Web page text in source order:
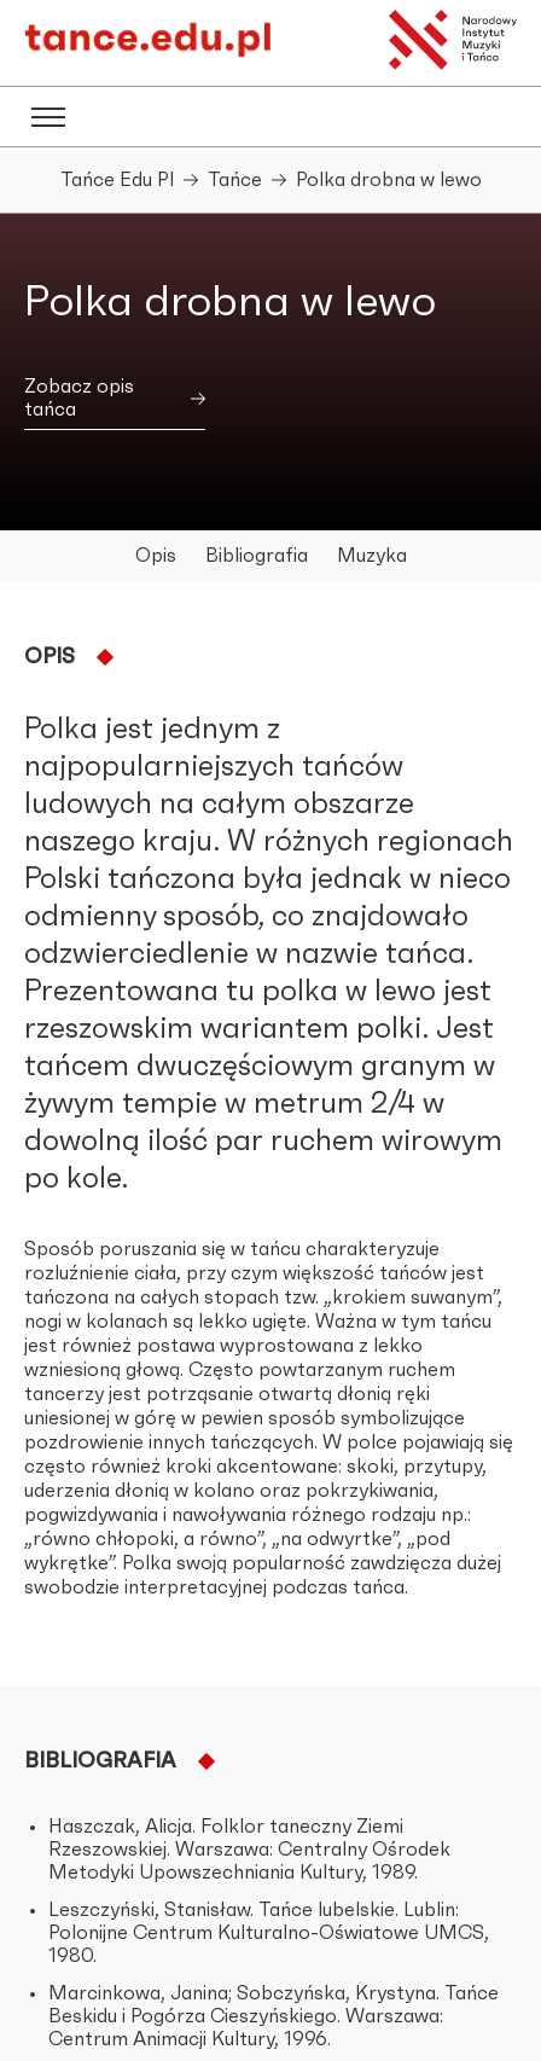
Tańce Edu Pl Tańce Polka drobna w lewo
Polka drobna w lewo
Zobacz opis
tańca
Opis Bibliografia Muzyka
OPIS
Polka jest jednym z
najpopularniejszych tańców
ludowych na całym obszarze
naszego kraju. W różnych regionach
Polski tańczona była jednak w nieco
odmienny sposób, co znajdowało
odzwierciedlenie w nazwie tańca.
Prezentowana tu polka w lewo jest
rzeszowskim wariantem polki. Jest
tańcem dwuczęściowym granym w
żywym tempie w metrum 2/4 w
dowolną ilość par ruchem wirowym
po kole.
Sposób poruszania się w tańcu charakteryzuje
rozluźnienie ciała, przy czym większość tańców jest
tańczona na całych stopach tzw. „krokiem suwanym”,
nogi w kolanach są lekko ugięte. Ważna w tym tańcu
jest również postawa wyprostowana z lekko
wzniesioną głową. Często powtarzanym ruchem
tancerzy jest potrząsanie otwartą dłonią ręki
uniesionej w górę w pewien sposób symbolizujące
pozdrowienie innych tańczących. W polce pojawiają się
często również kroki akcentowane: skoki, przytupy,
uderzenia dłonią w kolano oraz pokrzykiwania,
pogwizdywania i nawoływania różnego rodzaju np.:
„równo chłopoki, a równo”, „na odwyrtke”, „pod
wykrętke”. Polka swoją popularność zawdzięcza dużej
swobodzie interpretacyjnej podczas tańca.
BIBLIOGRAFIA
Haszczak, Alicja. Folklor taneczny Ziemi
Rzeszowskiej. Warszawa: Centralny Ośrodek
Metodyki Upowszechniania Kultury, 1989.
Leszczyński, Stanisław. Tańce lubelskie. Lublin:
Polonijne Centrum Kulturalno-Oświatowe UMCS,
1980.
Marcinkowa, Janina; Sobczyńska, Krystyna. Tańce
Beskidu i Pogórza Cieszyńskiego. Warszawa:
Centrum Animacji Kultury, 1996.